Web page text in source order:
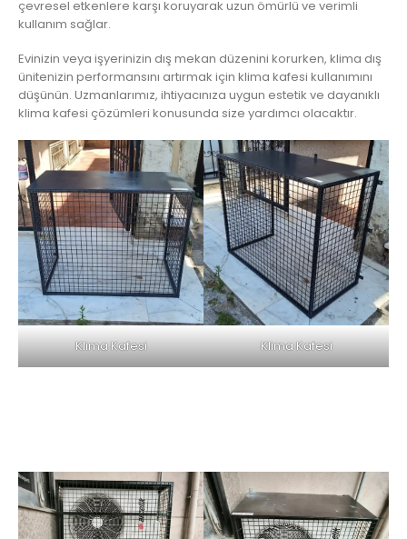
çevresel etkenlere karşı koruyarak uzun ömürlü ve verimli
kullanım sağlar.
Evinizin veya işyerinizin dış mekan düzenini korurken, klima dış
ünitenizin performansını artırmak için klima kafesi kullanımını
düşünün. Uzmanlarımız, ihtiyacınıza uygun estetik ve dayanıklı
klima kafesi çözümleri konusunda size yardımcı olacaktır.
Klima Kafesi Klima Kafesi